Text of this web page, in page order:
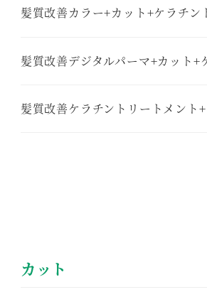
髪質改善カラー+カット+ケラチン
髪質改善デジタルパーマ+カット+
髪質改善ケラチントリートメント
カット